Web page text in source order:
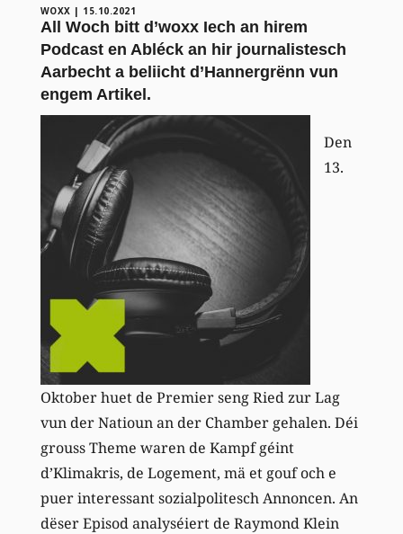
WOXX | 15.10.2021
All Woch bitt d’woxx Iech an hirem
Podcast en Abléck an hir journalistesch
Aarbecht a beliicht d’Hannergrënn vun
engem Artikel.
Den
13.
Oktober huet de Premier seng Ried zur Lag
vun der Natioun an der Chamber gehalen. Déi
grouss Theme waren de Kampf géint
d’Klimakris, de Logement, mä et gouf och e
puer interessant sozialpolitesch Annoncen. An
dëser Episod analyséiert de Raymond Klein